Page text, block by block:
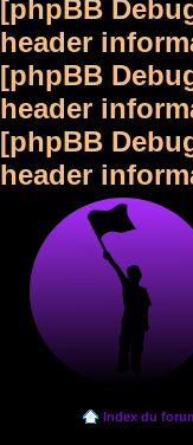
[phpBB
header
[phpBB
header
[phpBB
header
Index du